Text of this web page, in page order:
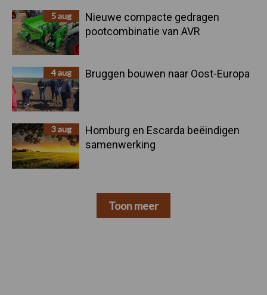
5 aug
Nieuwe compacte gedragen
pootcombinatie van AVR
4 aug Bruggen bouwen naar Oost-Europa
3 aug
Homburg en Escarda beëindigen
samenwerking
Toon meer